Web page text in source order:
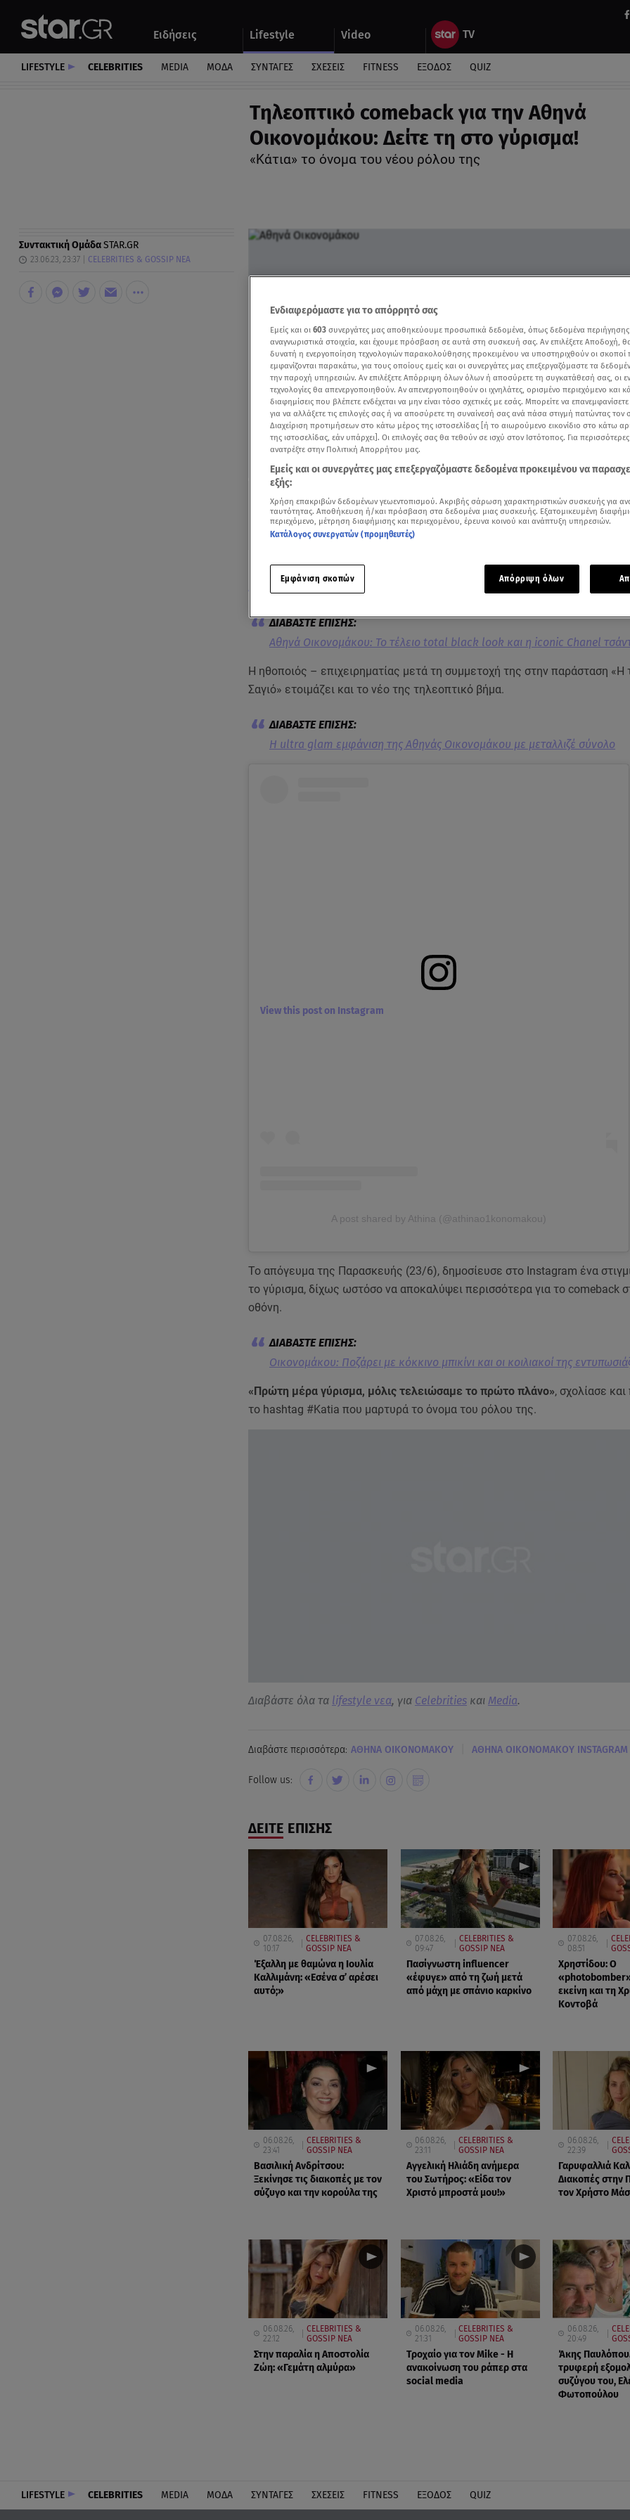
Ειδήσεις Lifestyle Video
Αυτοκίνητο
LIFESTYLE CELEBRITIES MEDIA ΜΟΔΑ ΣΥΝΤΑΓΕΣ ΣΧΕΣΕΙΣ FITNESS ΕΞΟΔΟΣ QUIZ
Τηλεοπτικό comeback για την Αθηνά
Οικονομάκου: Δείτε τη στο γύρισμα!
«Κάτια» το όνομα του νέου ρόλου της
Συντακτική ΟμάδαSTAR.GR
23.06.23, 23:37 CELEBRITIES & GOSSIP ΝΕΑ
Δείτε περισσότερα άρθρα μας στα αποτελέσματα αναζήτησης
Add star.gr on Google
Ενθουσιασμένη αλλά και… πανέτοιμη να επιστρέψει στα τηλεοπτικά πλατό
Αθηνά Οικονομάκου.
Αθηνά Οικονομάκου: Το τέλειο total black look και η iconic Chanel
Η ηθοποιός – επιχειρηματίας μετά τη συμμετοχή της στην παράσταση «Η
Σαγιό» ετοιμάζει και το νέο της τηλεοπτικό βήμα.
Η ultra glam εμφάνιση της Αθηνάς Οικονομάκου με μεταλλιζέ σύνολο
View this post on Instagram
A post shared by Athina (@athinao1konomakou)
Το απόγευμα της Παρασκευής (23/6), δημοσίευσε στο Instagram ένα
το γύρισμα, δίχως ωστόσο να αποκαλύψει περισσότερα για το comeback
οθόνη.
Οικονομάκου: Ποζάρει με κόκκινο μπικίνι και οι κοιλιακοί της
«Πρώτη μέρα γύρισμα, μόλις τελειώσαμε το πρώτο πλάνο», σχολίασε
το hashtag #Katia που μαρτυρά το όνομα του ρόλου της.
Διαβάστε όλα τα lifestyle νεα, για Celebritiesκαι Media.
Διαβάστε περισσότερα: ΑΘΗΝΑ ΟΙΚΟΝΟΜΑΚΟΥ ΑΘΗΝΑ ΟΙΚΟΝΟΜΑΚΟΥ INSTAGRAM
Follow us:
ΔΕΙΤΕ ΕΠΙΣΗΣ
07.08.26,
10:17
CELEBRITIES &
GOSSIP ΝΕΑ
Έξαλλη με θαμώνα η Ιουλία
Καλλιμάνη: «Εσένα σ’ αρέσει
αυτό;»
07.08.26,
09:47
CELEBRITIES &
GOSSIP ΝΕΑ
Πασίγνωστη influencer
«έφυγε» από τη ζωή μετά
από μάχη με σπάνιο καρκίνο
07.08.26,
08:51
Χρηστίδου: Ο
εκείνη και τη
Κοντοβά
06.08.26,
23:41
CELEBRITIES &
GOSSIP ΝΕΑ
Βασιλική Ανδρίτσου:
Ξεκίνησε τις διακοπές με τον
σύζυγο και την κορούλα της
06.08.26,
23:11
CELEBRITIES &
GOSSIP ΝΕΑ
Αγγελική Ηλιάδη ανήμερα
του Σωτήρος: «Είδα τον
Χριστό μπροστά μου!»
06.08.26,
22:39
Γαρυφαλλιά
Διακοπές στην
τον Χρήστο
06.08.26,
22:12
CELEBRITIES &
GOSSIP ΝΕΑ
Στην παραλία η Αποστολία
Ζώη: «Γεμάτη αλμύρα»
06.08.26,
21:31
CELEBRITIES &
GOSSIP ΝΕΑ
Τροχαίο για τον Mike - Η
ανακοίνωση του ράπερ στα
social media
06.08.26,
20:49
Άκης
τρυφερή
συζύγου του,
Φωτοπούλου
LIFESTYLE CELEBRITIES MEDIA ΜΟΔΑ ΣΥΝΤΑΓΕΣ ΣΧΕΣΕΙΣ FITNESS ΕΞΟΔΟΣ QUIZ
Ενδιαφερόμαστε για το απόρρητό σας
Εμείς και οι 603 συνεργάτες μας αποθηκεύουμε προσωπικά δεδομένα, όπως δεδομένα
αναγνωριστικά στοιχεία, και έχουμε πρόσβαση σε αυτά στη συσκευή σας. Αν επιλέξετε Αποδοχή,
δυνατή η ενεργοποίηση τεχνολογιών παρακολούθησης προκειμένου να υποστηριχθούν οι σκοποί
εμφανίζονται παρακάτω, για τους οποίους εμείς και οι συνεργάτες μας επεξεργαζόμαστε τα
την παροχή υπηρεσιών. Αν επιλέξετε Απόρριψη όλων όλων ή αποσύρετε τη συγκατάθεσή σας, οι
τεχνολογίες θα απενεργοποιηθούν. Αν απενεργοποιηθούν οι ιχνηλάτες, ορισμένο περιεχόμενο και
διαφημίσεις που βλέπετε ενδέχεται να μην είναι τόσο σχετικές με εσάς. Μπορείτε να
για να αλλάξετε τις επιλογές σας ή να αποσύρετε τη συναίνεσή σας ανά πάσα στιγμή πατώντας τον
Διαχείριση προτιμήσεων στο κάτω μέρος της ιστοσελίδας [ή το αιωρούμενο εικονίδιο στο κάτω
της ιστοσελίδας, εάν υπάρχει]. Οι επιλογές σας θα τεθούν σε ισχύ στον Ιστότοπος. Για
ανατρέξτε στην Πολιτική Απορρήτου μας.
Εμείς και οι συνεργάτες μας επεξεργαζόμαστε δεδομένα προκειμένου να
εξής:
Χρήση επακριβών δεδομένων γεωεντοπισμού. Ακριβής σάρωση χαρακτηριστικών συσκευής για
ταυτότητας. Αποθήκευση ή/και πρόσβαση στα δεδομένα μιας συσκευής. Εξατομικευμένη
περιεχόμενο, μέτρηση διαφήμισης και περιεχομένου, έρευνα κοινού και ανάπτυξη υπηρεσιών.
Κατάλογος συνεργατών (προμηθευτές)
Εμφάνιση σκοπών Απόρριψη όλων